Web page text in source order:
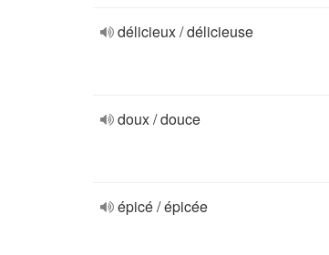
délicieux / délicieuse
doux / douce
épicé / épicée